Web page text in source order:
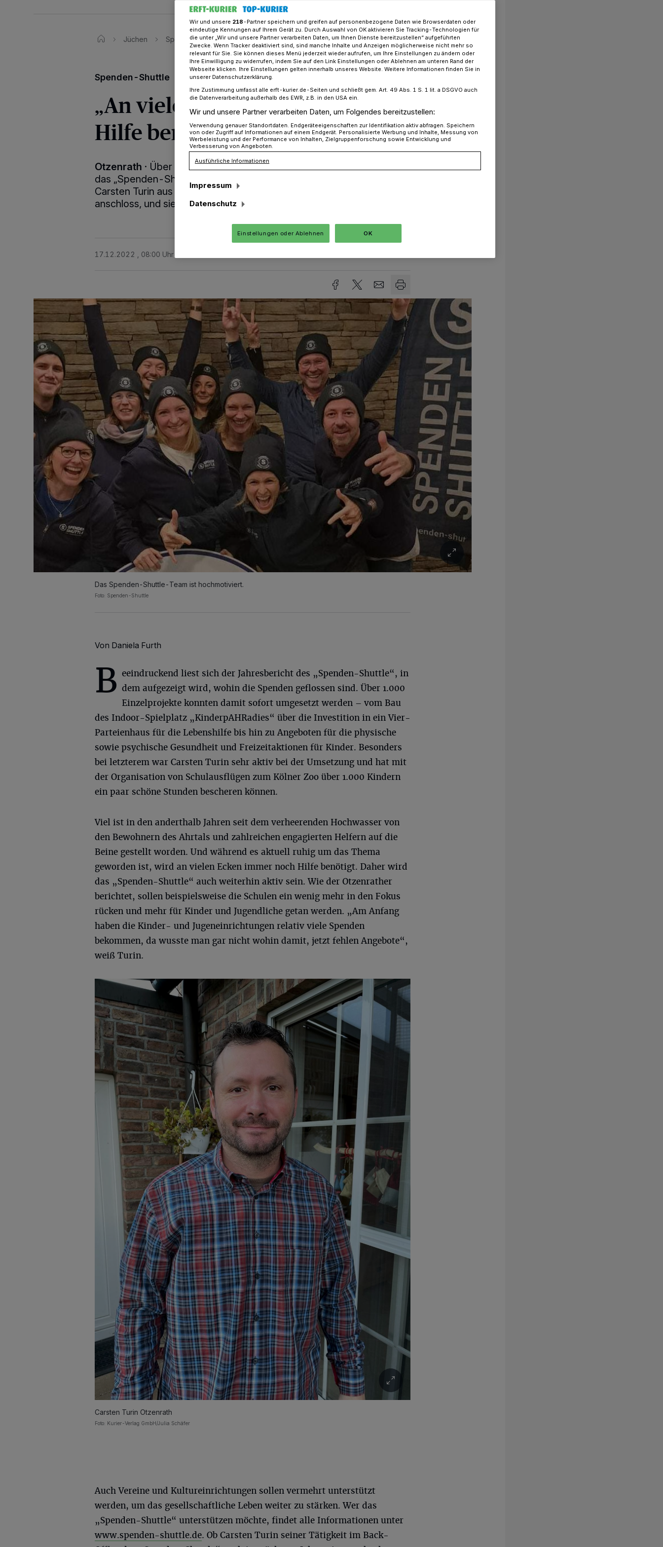
Jüchen Spenden-Shuttle​ hilft im Ahrtal
Spenden-Shuttle
„An vielen Ecken wird noch
Hilfe benötigt“
Otzenrath · Über 5 Millionen Euro – diese beachtliche Summe konnte
das „Spenden-Shuttle“ bereits ins Ahrtal bringen. Das freut auch
Carsten Turin aus Otzenrath, der sich schon früh der Hilfsorganisation
anschloss, und sie im Back-Office unterstützte.
17.12.2022 , 08:00 Uhr
Das Spenden-Shuttle-Team ist hochmotiviert.
Foto: Spenden-Shuttle
Von Daniela Furth
B eeindruckend liest sich der Jahresbericht des „Spenden-Shuttle“, in
dem aufgezeigt wird, wohin die Spenden geflossen sind. Über 1.000
Einzelprojekte konnten damit sofort umgesetzt werden – vom Bau
des Indoor-Spielplatz „KinderpAHRadies“ über die Investition in ein Vier-
Parteienhaus für die Lebenshilfe bis hin zu Angeboten für die physische
sowie psychische Gesundheit und Freizeitaktionen für Kinder. Besonders
bei letzterem war Carsten Turin sehr aktiv bei der Umsetzung und hat mit
der Organisation von Schulausflügen zum Kölner Zoo über 1.000 Kindern
ein paar schöne Stunden bescheren können.
Viel ist in den anderthalb Jahren seit dem verheerenden Hochwasser von
den Bewohnern des Ahrtals und zahlreichen engagierten Helfern auf die
Beine gestellt worden. Und während es aktuell ruhig um das Thema
geworden ist, wird an vielen Ecken immer noch Hilfe benötigt. Daher wird
das „Spenden-Shuttle“ auch weiterhin aktiv sein. Wie der Otzenrather
berichtet, sollen beispielsweise die Schulen ein wenig mehr in den Fokus
rücken und mehr für Kinder und Jugendliche getan werden. „Am Anfang
haben die Kinder- und Jugeneinrichtungen relativ viele Spenden
bekommen, da wusste man gar nicht wohin damit, jetzt fehlen Angebote“,
weiß Turin.
Carsten Turin Otzenrath
Foto: Kurier-Verlag GmbH/Julia Schäfer
Auch Vereine und Kultureinrichtungen sollen vermehrt unterstützt
werden, um das gesellschaftliche Leben weiter zu stärken. Wer das
„Spenden-Shuttle“ unterstützen möchte, findet alle Informationen unter
www.spenden-shuttle.de. Ob Carsten Turin seiner Tätigkeit im Back-
Wir und unsere 218-Partner speichern und greifen auf personenbezogene Daten wie Browserdaten oder
eindeutige Kennungen auf Ihrem Gerät zu. Durch Auswahl von OK aktivieren Sie Tracking-Technologien für
die unter „Wir und unsere Partner verarbeiten Daten, um Ihnen Dienste bereitzustellen“ aufgeführten
Zwecke. Wenn Tracker deaktiviert sind, sind manche Inhalte und Anzeigen möglicherweise nicht mehr so
relevant für Sie. Sie können dieses Menü jederzeit wieder aufrufen, um Ihre Einstellungen zu ändern oder
Ihre Einwilligung zu widerrufen, indem Sie auf den Link Einstellungen oder Ablehnen am unteren Rand der
Webseite klicken. Ihre Einstellungen gelten innerhalb unseres Website. Weitere Informationen finden Sie in
unserer Datenschutzerklärung.
Ihre Zustimmung umfasst alle erft-kurier.de-Seiten und schließt gem. Art. 49 Abs. 1 S. 1 lit. a DSGVO auch
die Datenverarbeitung außerhalb des EWR, z.B. in den USA ein.
Wir und unsere Partner verarbeiten Daten, um Folgendes bereitzustellen:
Verwendung genauer Standortdaten. Endgeräteeigenschaften zur Identifikation aktiv abfragen. Speichern
von oder Zugriff auf Informationen auf einem Endgerät. Personalisierte Werbung und Inhalte, Messung von
Werbeleistung und der Performance von Inhalten, Zielgruppenforschung sowie Entwicklung und
Verbesserung von Angeboten.
Ausführliche Informationen
Impressum
Datenschutz
Einstellungen oder Ablehnen OK